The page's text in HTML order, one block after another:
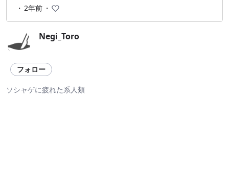
・ 2年前 ・
Negi_Toro
フォロー
ソシャゲに疲れた系人類